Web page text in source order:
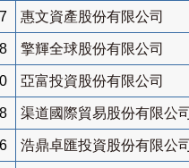
惠文資產股份有限公司
擎輝全球股份有限公司
亞富投資股份有限公司
渠道國際貿易股份有限公司
浩鼎卓匯投資股份有限公司